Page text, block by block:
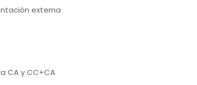
externa
CA y CC+CA